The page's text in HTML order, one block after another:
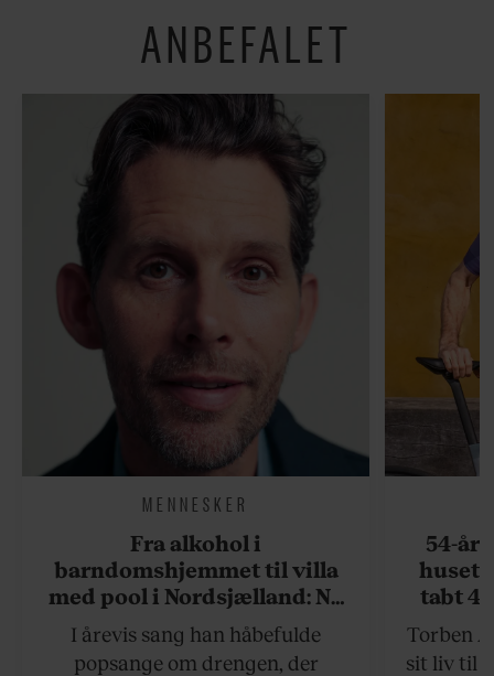
ANBEFALET
MENNESKER
Fra alkohol i
barndomshjemmet til villa
med pool i Nordsjælland: Nu
skal du høre sandheden om
Rasmus Seebach
I årevis sang han håbefulde
popsange om drengen, der
54-
huset
tabt
Torben
sit liv til